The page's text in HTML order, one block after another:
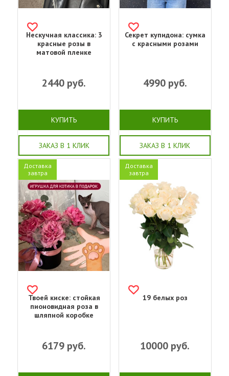
Нескучная классика: 3
красные розы в
матовой пленке
2440 руб.
КУПИТЬ
ЗАКАЗ В 1 КЛИК
Секрет купидона: сумка
с красными розами
4990руб.
КУПИТЬ
ЗАКАЗ В 1 КЛИК
Доставка
завтра
Твоей киске: стойкая
пионовидная роза в
шляпной коробке
6179 руб.
Доставка
завтра
19 белых роз
10000 руб.